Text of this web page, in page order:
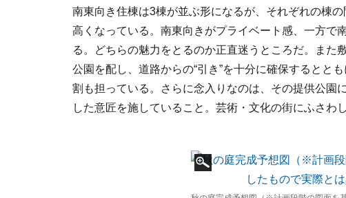
南東向き住棟は3棟が並ぶ形になるが、それぞれの棟
高くなっている。南東向きがプライベート感、一方で
る。どちらの魅力をとるのか正直迷うところだ。また
公園を配し、道路からの“引き”を十分に確保するとと
割も担っている。さらに念入りなのは、その提供公園
した意匠を施していること。芸術・文化の街にふさわ